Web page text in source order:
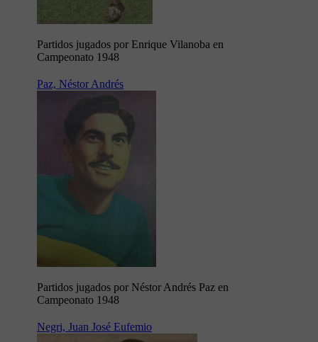
Partidos jugados por Enrique Vilanoba en
Campeonato 1948
Paz, Néstor Andrés
Partidos jugados por Néstor Andrés Paz en
Campeonato 1948
Negri, Juan José Eufemio